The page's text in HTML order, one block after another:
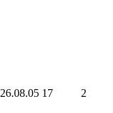
26.08.05 17 2